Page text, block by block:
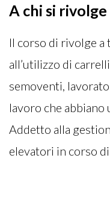
A chi si rivolge
Il corso di rivolge
all’utilizzo di
semoventi,
lavoro che abbiano
Addetto alla
elevatori in corso di